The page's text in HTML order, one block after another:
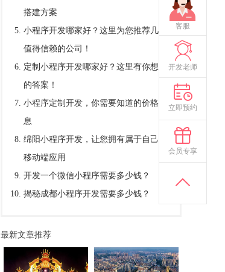
搭建方案
小程序开发哪家好？这里为您推荐几家
值得信赖的公司！
定制小程序开发哪家好？这里有你想要
的答案！
小程序定制开发，你需要知道的价格信
息
绵阳小程序开发，让您拥有属于自己的
移动端应用
开发一个微信小程序需要多少钱？
揭秘成都小程序开发需要多少钱？
最新文章推荐
客服
开发老师
立即预约
会员专享